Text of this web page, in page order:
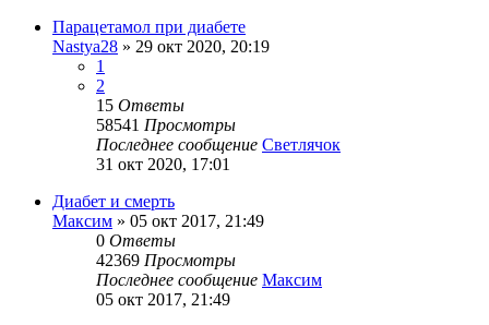
Парацетамол при диабете
Nastya28 » 29 окт 2020, 20:19
1
2
15 Ответы
58541 Просмотры
Последнее сообщение Светлячок
31 окт 2020, 17:01
Диабет и смерть
Максим » 05 окт 2017, 21:49
0 Ответы
42369 Просмотры
Последнее сообщение Максим
05 окт 2017, 21:49